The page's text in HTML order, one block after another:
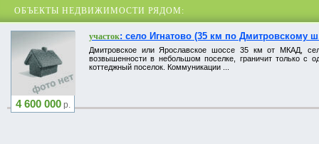
ОБЪЕКТЫ НЕДВИЖИМОСТИ РЯДОМ:
4 600 000р.
участок: село Игнатово (35 км по Дмитровскому
Дмитровское или Ярославское шоссе 35 км от МКАД,
возвышенности в небольшом поселке, граничит только с
коттеджный поселок. Коммуникации ...